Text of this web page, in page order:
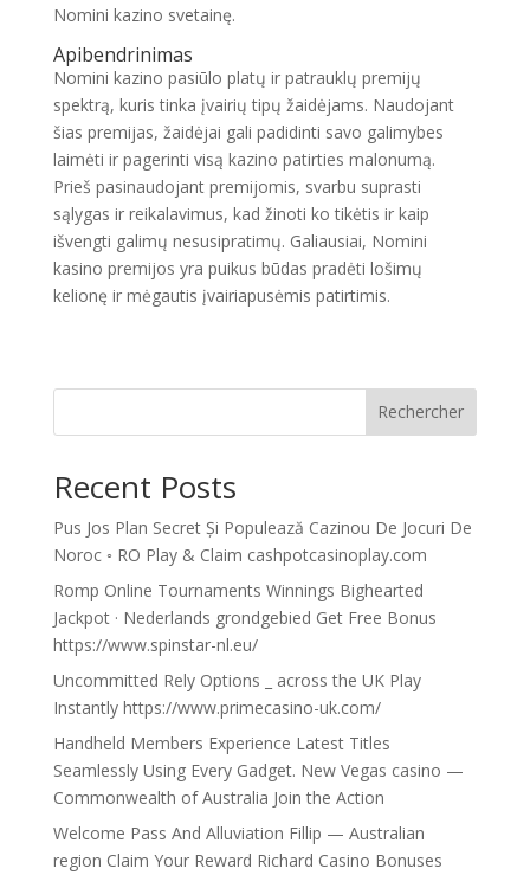
Nomini kazino svetainę.
Apibendrinimas
Nomini kazino pasiūlo platų ir patrauklų premijų
spektrą, kuris tinka įvairių tipų žaidėjams. Naudojant
šias premijas, žaidėjai gali padidinti savo galimybes
laimėti ir pagerinti visą kazino patirties malonumą.
Prieš pasinaudojant premijomis, svarbu suprasti
sąlygas ir reikalavimus, kad žinoti ko tikėtis ir kaip
išvengti galimų nesusipratimų. Galiausiai, Nomini
kasino premijos yra puikus būdas pradėti lošimų
kelionę ir mėgautis įvairiapusėmis patirtimis.
Rechercher
Recent Posts
Pus Jos Plan Secret Și Populează Cazinou De Jocuri De
Noroc ◦ RO Play & Claim cashpotcasinoplay.com
Romp Online Tournaments Winnings Bighearted
Jackpot · Nederlands grondgebied Get Free Bonus
https://www.spinstar-nl.eu/
Uncommitted Rely Options _ across the UK Play
Instantly https://www.primecasino-uk.com/
Handheld Members Experience Latest Titles
Seamlessly Using Every Gadget. New Vegas casino —
Commonwealth of Australia Join the Action
Welcome Pass And Alluviation Fillip — Australian
region Claim Your Reward Richard Casino Bonuses